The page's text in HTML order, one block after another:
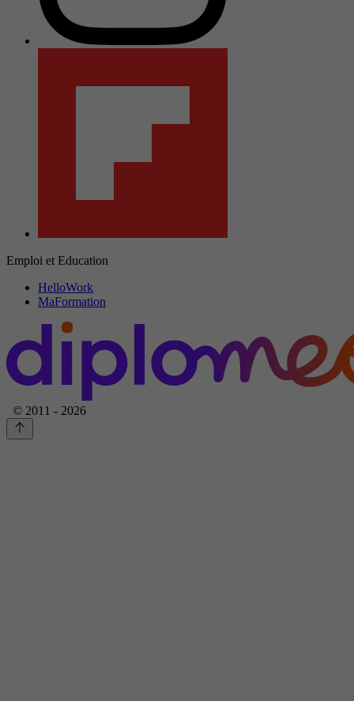
Emploi et Education
HelloWork
MaFormation
© 2011 - 2026